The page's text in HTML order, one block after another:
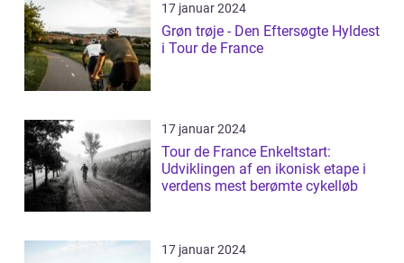
17 januar 2024
Grøn trøje - Den Eftersøgte Hyldest
i Tour de France
17 januar 2024
Tour de France Enkeltstart:
Udviklingen af en ikonisk etape i
verdens mest berømte cykelløb
17 januar 2024